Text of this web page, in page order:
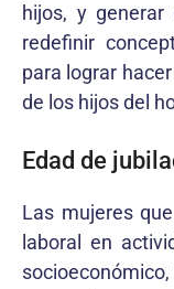
hijos, y
redefinir
para lograr
de los hijos del
Edad de
Las mujeres
laboral en